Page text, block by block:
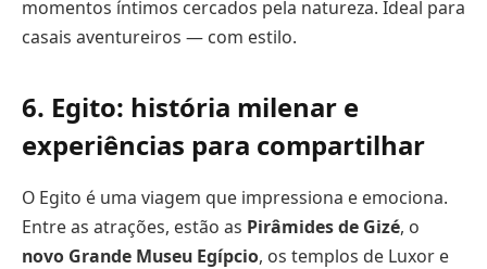
momentos íntimos cercados pela natureza. Ideal para
casais aventureiros — com estilo.
6. Egito: história milenar e
experiências para compartilhar
O Egito é uma viagem que impressiona e emociona.
Entre as atrações, estão as Pirâmides de Gizé, o
novo Grande Museu Egípcio, os templos de Luxor e